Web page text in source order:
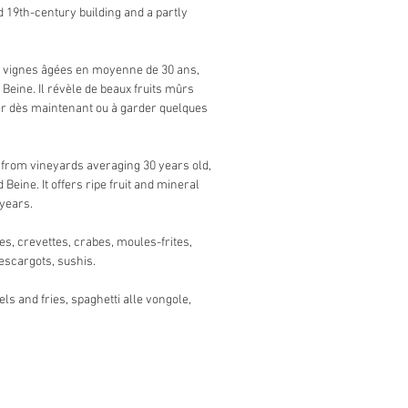
19th-century building and a partly
âgées en moyenne de 30 ans,
Il révèle de beaux fruits mûrs
maintenant ou à garder quelques
vineyards averaging 30 years old,
Beine. It offers ripe fruit and mineral
crevettes, crabes, moules-frites,
sushis.
and fries, spaghetti alle vongole,